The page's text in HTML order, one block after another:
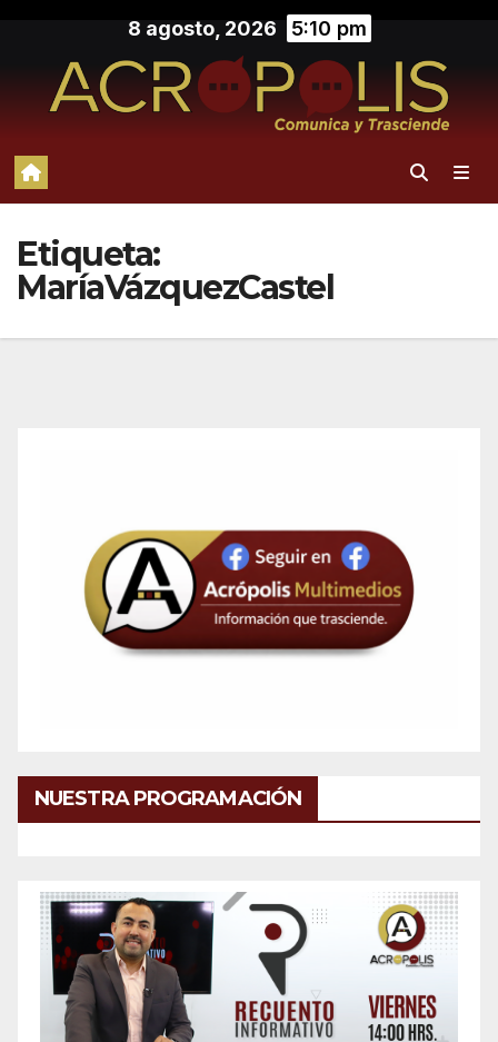
contenido
8 agosto, 2026 5:10 pm
Etiqueta:
MaríaVázquezCastel
NUESTRA PROGRAMACIÓN